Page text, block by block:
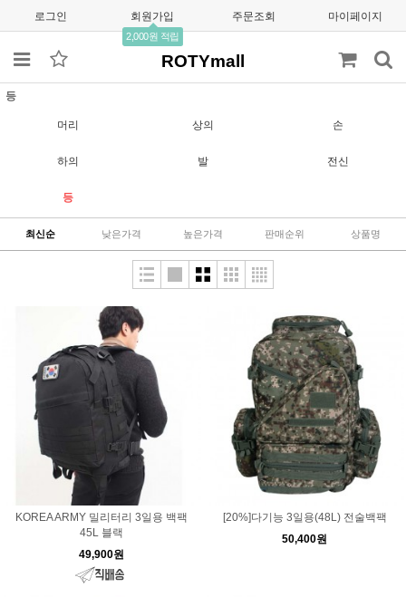
로그인 회원가입
2,000원 적립
주문조회 마이페이지
ROTYmall
등
머리 상의 손
하의 발 전신
등
최신순 낮은가격 높은가격 판매순위 상품명
KOREA ARMY 밀리터리 3일용 백팩
45L 블랙
49,900원
[20%]다기능 3일용(48L) 전술백팩
50,400원